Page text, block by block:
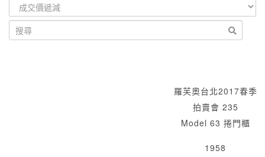
羅芙奧台北2017春季
拍賣會 235
Model 63 捲門櫃
1958